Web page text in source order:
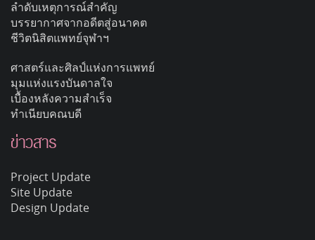
ลำดับเหตุการณ์สำคัญ
บรรยากาศจากอดีตสู่อนาคต
ชีวิตนิสิตแพทย์จุฬาฯ
ศาสตร์และศิลป์แห่งการแพทย์
มุมแห่งแรงบันดาลใจ
เบื้องหลังความสำเร็จ
ทำเนียบคณบดี
ข่าวสาร
Project Update
Site Update
Design Update